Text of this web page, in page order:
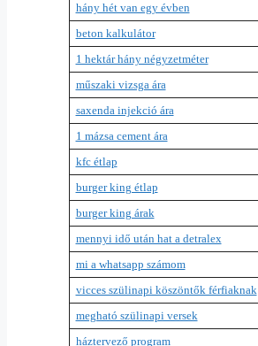
hány hét van egy évben
beton kalkulátor
1 hektár hány négyzetméter
műszaki vizsga ára
saxenda injekció ára
1 mázsa cement ára
kfc étlap
burger king étlap
burger king árak
mennyi idő után hat a detralex
mi a whatsapp számom
vicces szülinapi köszöntők férfiaknak
megható szülinapi versek
háztervező program